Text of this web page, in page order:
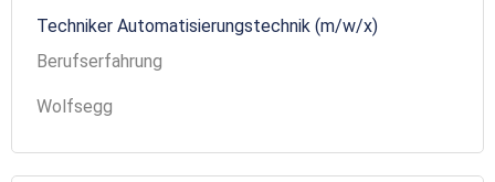
Techniker Automatisierungstechnik (m/w/x)
Berufserfahrung
Wolfsegg